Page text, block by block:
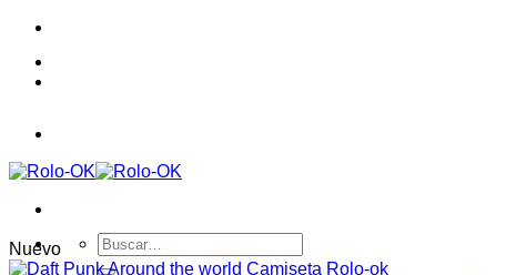
Saltar
contenido
Buscar
por:
Nuevo